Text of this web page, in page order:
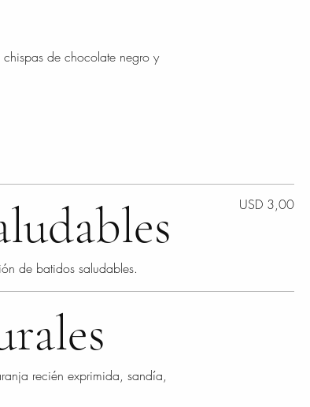
de chocolate negro y
de batidos saludables.
USD 3,00
recién exprimida, sandía,